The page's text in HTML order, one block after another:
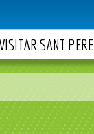
VISITAR SANT PERE